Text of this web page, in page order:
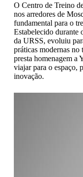
O Centro de Treino
nos arredores de
fundamental para o
Estabelecido durante
da URSS, evoluiu
práticas modernas
presta homenagem a
viajar para o espaço,
inovação.